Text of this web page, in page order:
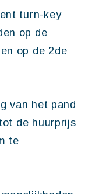
turn-key
op de
op de 2de
van het pand
de huurprijs
te